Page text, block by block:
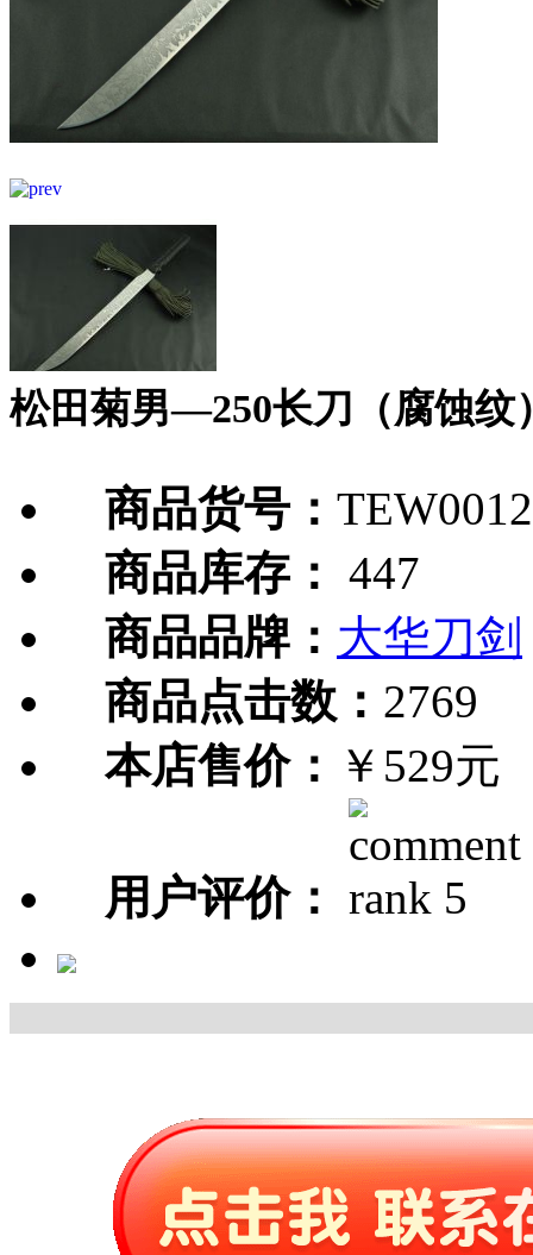
松田菊男—250长刀（腐蚀纹
商品货号：
商品库存： 447
商品品牌： 大华刀剑
商品点击数： 2769
本店售价： ￥529元
用户评价：